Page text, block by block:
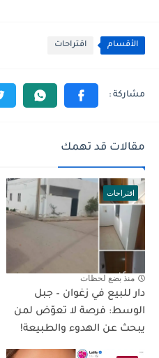
الأقسام اقتراحات
مقالات قد تهمك
اقتراحات
منذ بضع لحظات
دار للبيع في زغوان – جبل
الوسط: فرصة لا تعوّض لمن
يبحث عن الهدوء والطبيعة!